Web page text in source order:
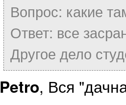
Вопрос: какие
Ответ: все
Другое дело
Petro, Вся